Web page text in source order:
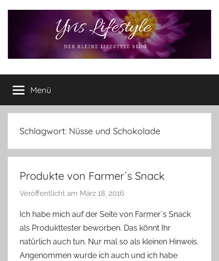
Yvis
Lifestyle
Lifestyle
Blog
–
Lifestyle,
Produkttests
vieles
Menü
Schlagwort: Nüsse und Schokolade
Produkte von Farmer´s Snack
Veröffentlicht am März 18, 2016
n
Y
v
o
Ich habe mich auf der Seite von Farmer´s Snack
als Produkttester beworben. Das könnt Ihr
natürlich auch tun. Nur mal so als kleinen Hinweis.
Angenommen wurde ich auch und ich habe